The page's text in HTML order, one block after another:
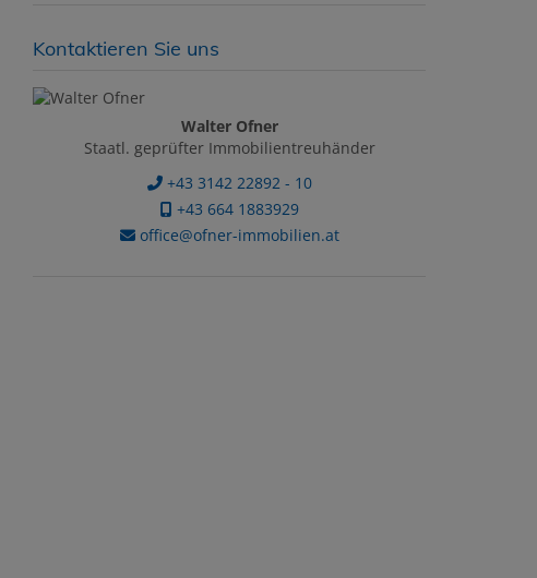
Kontaktieren Sie uns
Walter Ofner
Staatl. geprüfter Immobilientreuhänder
+43 3142 22892 - 10
+43 664 1883929
office@ofner-immobilien.at